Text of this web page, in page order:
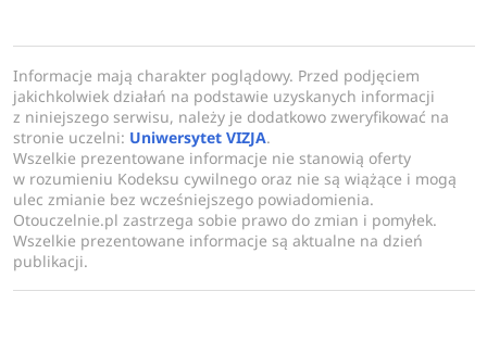
budowaniem marki kulinarnej.
Kierunek przygotowuje do świadomego rozwoju kariery w
gastronomii - zarówno w pracy twórczej związanej z
kreowaniem smaków i estetyki potraw, jak i w obszarach
organizacyjnych oraz menedżerskich. Absolwenci mogą
rozwijać się m.in. w restauracjach, hotelach, firmach
cateringowych, markach kulinarnych, mediach
gastronomicznych oraz własnych przedsięwzięciach
związanych z kulturą jedzenia.
Informacje mają charakter poglądowy. Przed podjęciem
jakichkolwiek działań na podstawie uzyskanych informacji
z niniejszego serwisu, należy je dodatkowo zweryfikować na
stronie uczelni: Uniwersytet VIZJA.
Wszelkie prezentowane informacje nie stanowią oferty
w rozumieniu Kodeksu cywilnego oraz nie są wiążące i mogą
ulec zmianie bez wcześniejszego powiadomienia.
Otouczelnie.pl zastrzega sobie prawo do zmian i pomyłek.
Wszelkie prezentowane informacje są aktualne na dzień
publikacji.